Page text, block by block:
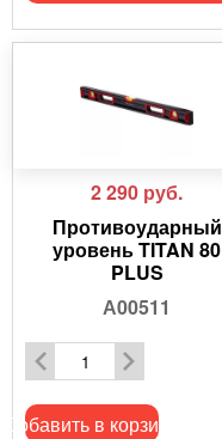
2 290 руб.
Противоударный
уровень TITAN 80
PLUS
А00511
Добавить в корзину